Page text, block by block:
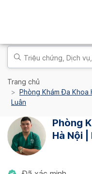
Trang chủ
Phòng Khám Đa Khoa
Luân
Phòng
Hà Nội |